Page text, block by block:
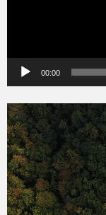
00:00
Videólejátszó